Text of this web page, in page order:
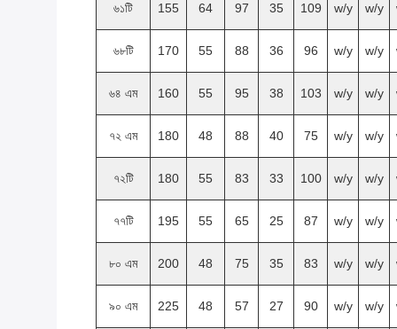
৬১টি 155 64 97 35 109 w/y w/y
৬৮টি 170 55 88 36 96 w/y w/y
৬৪ এম 160 55 95 38 103 w/y w/y
৭২ এম 180 48 88 40 75 w/y w/y
৭২টি 180 55 83 33 100 w/y w/y
৭৭টি 195 55 65 25 87 w/y w/y
৮০ এম 200 48 75 35 83 w/y w/y
৯০ এম 225 48 57 27 90 w/y w/y